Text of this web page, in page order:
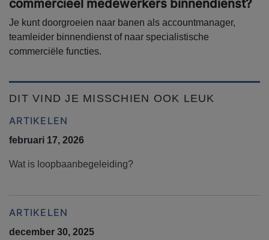
commercieel medewerkers binnendienst?
Je kunt doorgroeien naar banen als accountmanager,
teamleider binnendienst of naar specialistische
commerciële functies.
DIT VIND JE MISSCHIEN OOK LEUK
ARTIKELEN
februari 17, 2026
Wat is loopbaanbegeleiding?
ARTIKELEN
december 30, 2025